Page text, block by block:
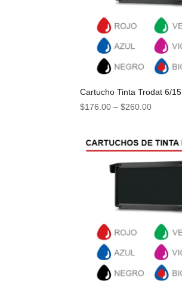
Cartucho Tinta Trodat 6/15
$176.00 –$260.00